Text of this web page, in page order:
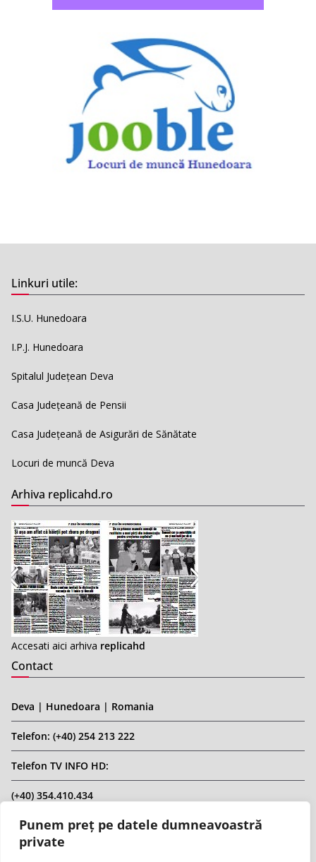
Punem preț pe datele dumneavoastră
private
Linkuri utile:
I.S.U. Hunedoara
I.P.J. Hunedoara
Spitalul Județean Deva
Casa Județeană de Pensii
Casa Județeană de Asigurări de Sănătate
Locuri de muncă Deva
Arhiva replicahd.ro
Accesati aici arhiva replicahd
Contact
Deva | Hunedoara | Romania
Telefon: (+40) 254 213 222
Telefon TV INFO HD:
(+40) 354.410.434
Email: infohd20@gmail.com